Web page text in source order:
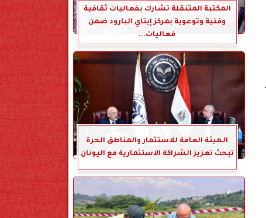
المكتبة المتنقلة تشارك بفعاليات ثقافية
وفنية وتوعوية بمركز إيتاي البارود ضمن
فعاليات...
الهيئة العامة للاستثمار والمناطق الحرة
تبحث تعزيز الشراكة الاستثمارية مع اليونان